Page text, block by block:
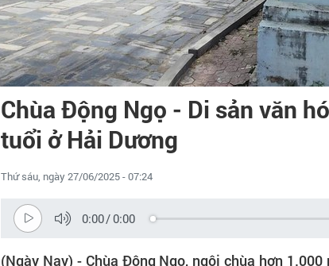
Chùa Động Ngọ - Di sản văn
tuổi ở Hải Dương
Thứ sáu, ngày 27/06/2025 - 07:24
0:00/0:00
(Ngày Nay) - Chùa Động Ngọ, ngôi chùa hơn